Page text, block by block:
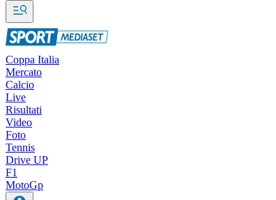
Coppa Italia
Mercato
Calcio
Live
Risultati
Video
Foto
Tennis
Drive UP
F1
MotoGp